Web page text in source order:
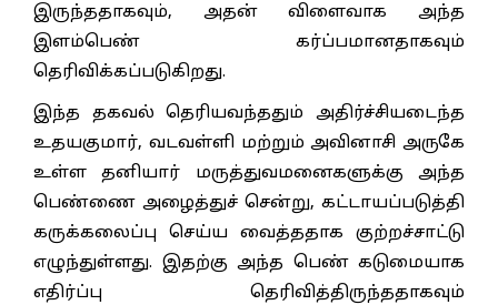
இருந்ததாகவும், அதன் விளைவாக அந்த
இளம்பெண் கர்ப்பமானதாகவும்
தெரிவிக்கப்படுகிறது.
இந்த தகவல் தெரியவந்ததும் அதிர்ச்சியடைந்த
உதயகுமார், வடவள்ளி மற்றும் அவினாசி அருகே
உள்ள தனியார் மருத்துவமனைகளுக்கு அந்த
பெண்ணை அழைத்துச் சென்று, கட்டாயப்படுத்தி
கருக்கலைப்பு செய்ய வைத்ததாக குற்றச்சாட்டு
எழுந்துள்ளது. இதற்கு அந்த பெண் கடுமையாக
எதிர்ப்பு தெரிவித்திருந்ததாகவும்